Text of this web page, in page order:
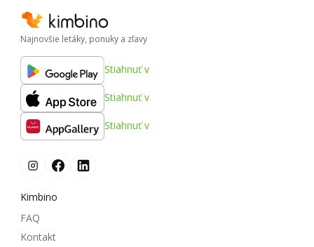
Najnovšie letáky, ponuky a zľavy
Stiahnuť v
Stiahnuť v
Stiahnuť v
Kimbino
FAQ
Kontakt